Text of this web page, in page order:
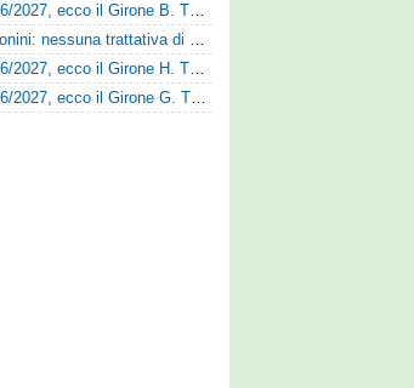
UFFICIALE: Serie D 2026/2027, ecco il Girone B. Tutte le squadre
Il Cesena smentisce Antonini: nessuna trattativa di cessione
UFFICIALE: Serie D 2026/2027, ecco il Girone H. Tutte le squadre
UFFICIALE: Serie D 2026/2027, ecco il Girone G. Tutte le squadre